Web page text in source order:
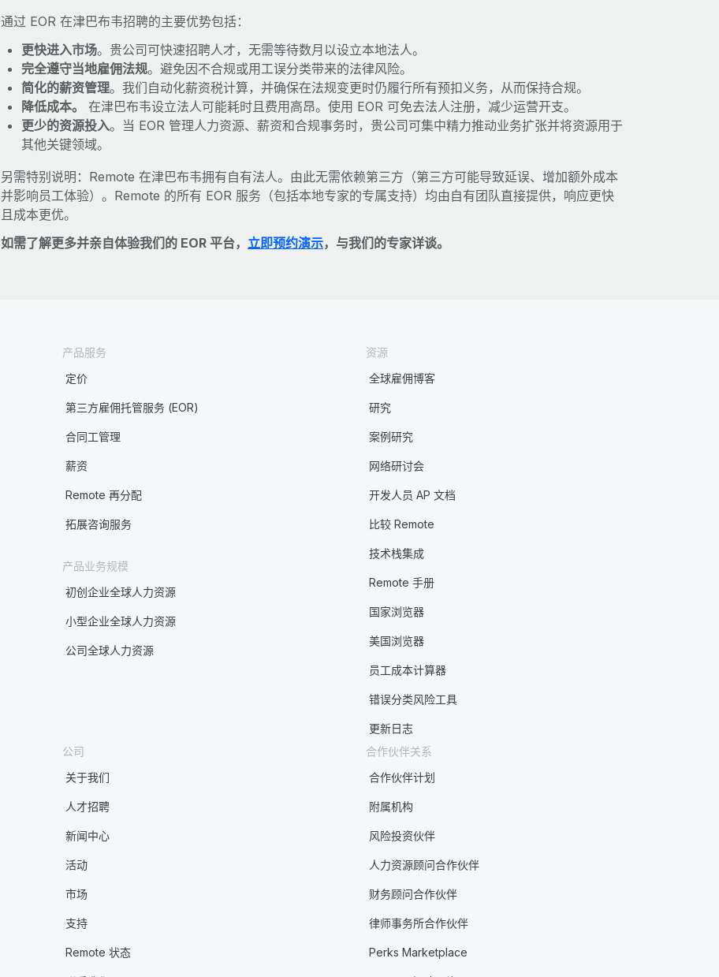
通过 EOR 在津巴布韦招聘的主要优势包括：
更快进入市场。贵公司可快速招聘人才，无需等待数月以设立本地法人。
完全遵守当地雇佣法规。避免因不合规或用工误分类带来的法律风险。
简化的薪资管理。我们自动化薪资税计算，并确保在法规变更时仍履行所有预扣义务，从而保持合规。
降低成本。
在津巴布韦设立法人可能耗时且费用高昂。使用 EOR 可免去法人注册，减少运营开支。
更少的资源投入。当 EOR 管理人力资源、薪资和合规事务时，贵公司可集中精力推动业务扩张并将资源用于
其他关键领域。
另需特别说明：Remote 在津巴布韦拥有自有法人。由此无需依赖第三方（第三方可能导致延误、增加额外成本
并影响员工体验）。Remote 的所有 EOR 服务（包括本地专家的专属支持）均由自有团队直接提供，响应更快
且成本更优。
如需了解更多并亲自体验我们的 EOR 平台， 立即预约演示，与我们的专家详谈。
产品服务
定价
第三方雇佣托管服务 (EOR)
合同工管理
薪资
Remote 再分配
拓展咨询服务
产品业务规模
初创企业全球人力资源
小型企业全球人力资源
公司全球人力资源
资源
全球雇佣博客
研究
案例研究
网络研讨会
开发人员 AP 文档
比较 Remote
技术栈集成
Remote 手册
国家浏览器
美国浏览器
员工成本计算器
错误分类风险工具
更新日志
公司
关于我们
人才招聘
新闻中心
活动
市场
支持
Remote 状态
合作伙伴关系
合作伙伴计划
附属机构
风险投资伙伴
人力资源顾问合作伙伴
财务顾问合作伙伴
律师事务所合作伙伴
Perks Marketplace